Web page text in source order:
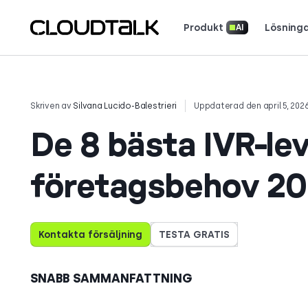
Produkt AI
Skriven av Silvana Lucido-Balestrieri Uppdaterad den april 5,
De 8 bästa IVR-
företagsbehov
Kontakta försäljning TESTA GRATIS
SNABB SAMMANFATTNING